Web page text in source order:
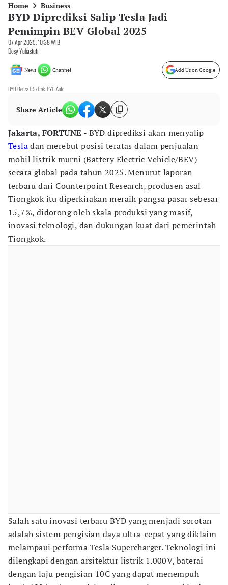
Home Business
BYD Diprediksi Salip Tesla Jadi
Pemimpin BEV Global 2025
07 Apr 2025, 10:38 WIB
Desy Yuliastuti
News Channel Add Us on Google
BYD Denza D9/Dok. BYD Auto
Share Article
Jakarta, FORTUNE - BYD diprediksi akan menyalip
Tesladan merebut posisi teratas dalam penjualan
mobil listrik murni (Battery Electric Vehicle/BEV)
secara global pada tahun 2025. Menurut laporan
terbaru dari Counterpoint Research, produsen asal
Tiongkok itu diperkirakan meraih pangsa pasar sebesar
15,7%, didorong oleh skala produksi yang masif,
inovasi teknologi, dan dukungan kuat dari pemerintah
Tiongkok.
Salah satu inovasi terbaru BYD yang menjadi sorotan
adalah sistem pengisian daya ultra-cepat yang diklaim
melampaui performa Tesla Supercharger. Teknologi ini
dilengkapi dengan arsitektur listrik 1.000V, baterai
dengan laju pengisian 10C yang dapat menempuh